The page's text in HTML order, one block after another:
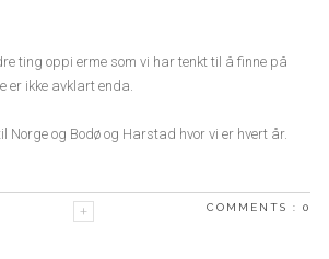
ting oppi erme som vi har tenkt til å finne på
er ikke avklart enda.
Norge og Bodø og Harstad hvor vi er hvert år.
COMMENTS : 0